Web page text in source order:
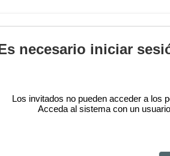
necesario iniciar
Los invitados no pueden acceder a los
Acceda al sistema con un